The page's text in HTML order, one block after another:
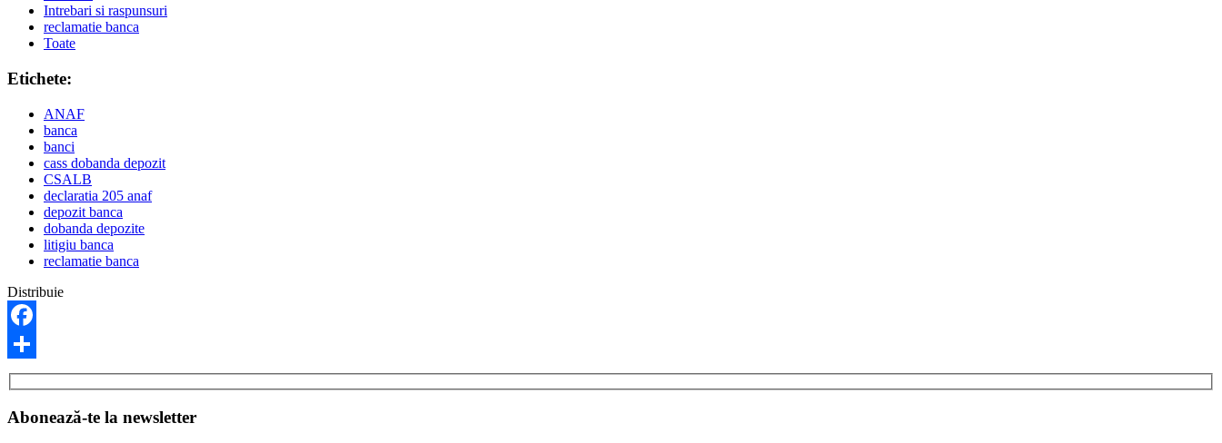
Intrebari si raspunsuri
reclamatie banca
Toate
Etichete:
ANAF
banca
banci
cass dobanda depozit
CSALB
declaratia 205 anaf
depozit banca
dobanda depozite
litigiu banca
reclamatie banca
Distribuie
Facebook
Share
Abonează-te la newsletter